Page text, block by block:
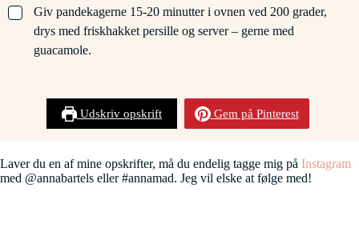
▢
Giv pandekagerne 15-20 minutter i ovnen ved 200 grader,
drys med friskhakket persille og server – gerne med
guacamole.
Udskriv opskrift Gem på Pinterest
Laver du en af mine opskrifter, må du endelig tagge mig på Instagram
med @annabartels eller #annamad. Jeg vil elske at følge med!